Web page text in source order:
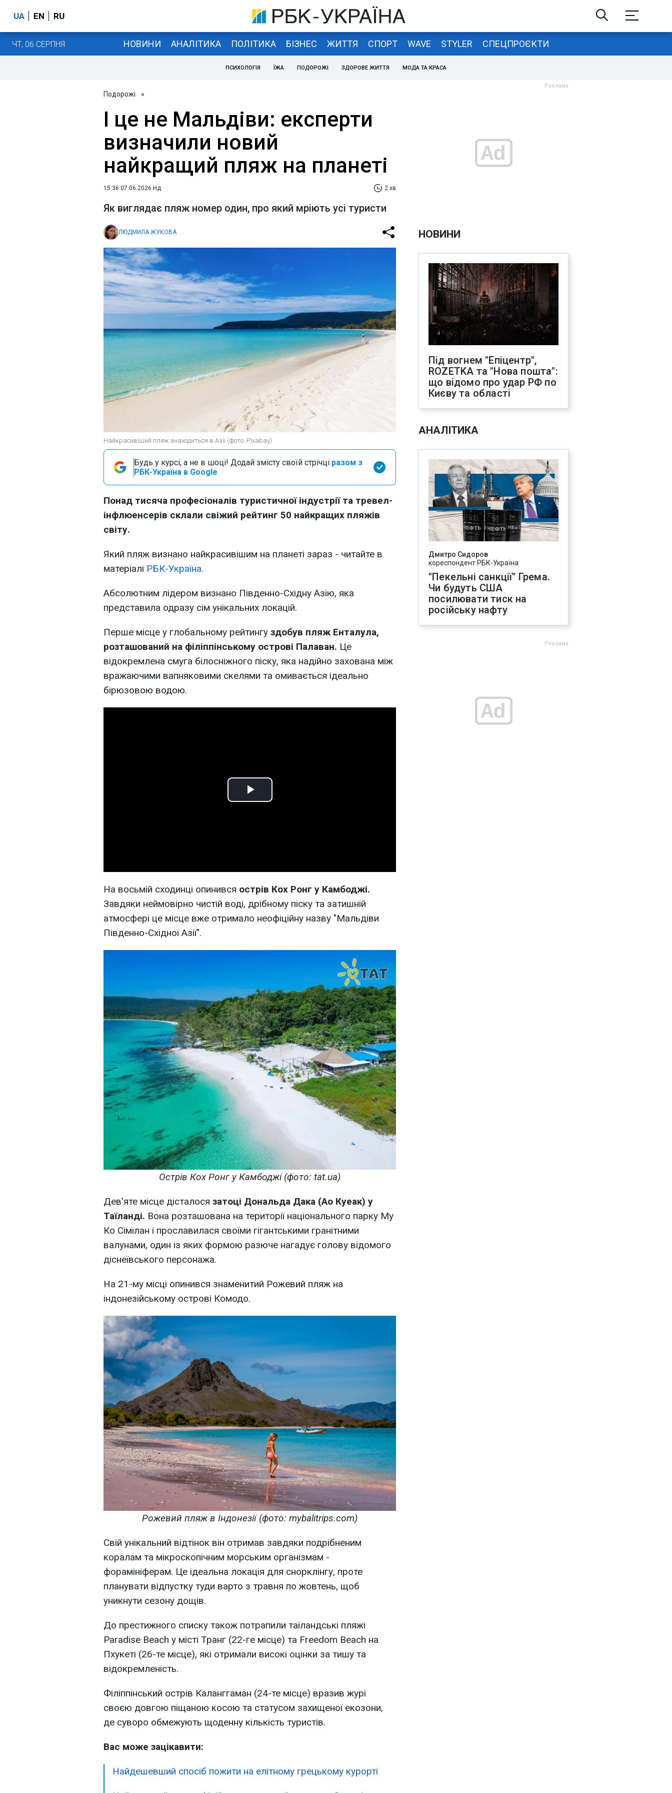
UA EN RU
ЧТ, 06 СЕРПНЯ НОВИНИ АНАЛІТИКА ПОЛІТИКА БІЗНЕС ЖИТТЯ СПОРТ WAVE STYLER СПЕЦПРОЄКТИ
ПСИХОЛОГІЯ ЇЖА ПОДОРОЖІ ЗДОРОВЕ ЖИТТЯ МОДА ТА КРАСА
Подорожі »
І це не Мальдіви: експерти
визначили новий
найкращий пляж на планеті
15:36 07.06.2026 Нд 2 хв
Як виглядає пляж номер один, про який мріють усі туристи
ЛЮДМИЛА ЖУКОВА
Найкрасивіший пляж знаходиться в Азії (фото: Pixabay)
Будь у курсі, а не в шоці! Додай змісту своїй стрічці разом з
РБК-Україна в Google
Понад тисяча професіоналів туристичної індустрії та тревел-
інфлюенсерів склали свіжий рейтинг 50 найкращих пляжів
світу.
Який пляж визнано найкрасивішим на планеті зараз - читайте в
матеріалі РБК-Україна.
Абсолютним лідером визнано Південно-Східну Азію, яка
представила одразу сім унікальних локацій.
Перше місце у глобальному рейтингу здобув пляж Енталула,
розташований на філіппінському острові Палаван. Це
відокремлена смуга білосніжного піску, яка надійно захована між
вражаючими вапняковими скелями та омивається ідеально
бірюзовою водою.
Play
На восьмій сходинці опинився острів Кох Ронг у Камбоджі.
Завдяки неймовірно чистій воді, дрібному піску та затишній
атмосфері це місце вже отримало неофіційну назву "Мальдіви
Південно-Східної Азії".
Острів Кох Ронг у Камбоджі (фото: tat.ua)
Дев'яте місце дісталося затоці Дональда Дака (Ао Куеак) у
Таїланді. Вона розташована на території національного парку Му
Ко Сімілан і прославилася своїми гігантськими гранітними
валунами, один із яких формою разюче нагадує голову відомого
діснеївського персонажа.
На 21-му місці опинився знаменитий Рожевий пляж на
індонезійському острові Комодо.
Рожевий пляж в Індонезії (фото: mybalitrips.com)
Свій унікальний відтінок він отримав завдяки подрібненим
коралам та мікроскопічним морським організмам -
форамініферам. Це ідеальна локація для снорклінгу, проте
планувати відпустку туди варто з травня по жовтень, щоб
уникнути сезону дощів.
До престижного списку також потрапили таїландські пляжі
Paradise Beach у місті Транг (22-ге місце) та Freedom Beach на
Пхукеті (26-те місце), які отримали високі оцінки за тишу та
відокремленість.
Філіппінський острів Каланггаман (24-те місце) вразив журі
своєю довгою піщаною косою та статусом захищеної екозони,
де суворо обмежують щоденну кількість туристів.
Вас може зацікавити:
Найдешевший спосіб пожити на елітному грецькому курорті
НОВИНИ
Під вогнем "Епіцентр",
ROZETKA та "Нова пошта":
що відомо про удар РФ по
Києву та області
АНАЛІТИКА
Дмитро Сидоров
кореспондент РБК-Україна
"Пекельні санкції" Грема.
Чи будуть США
посилювати тиск на
російську нафту